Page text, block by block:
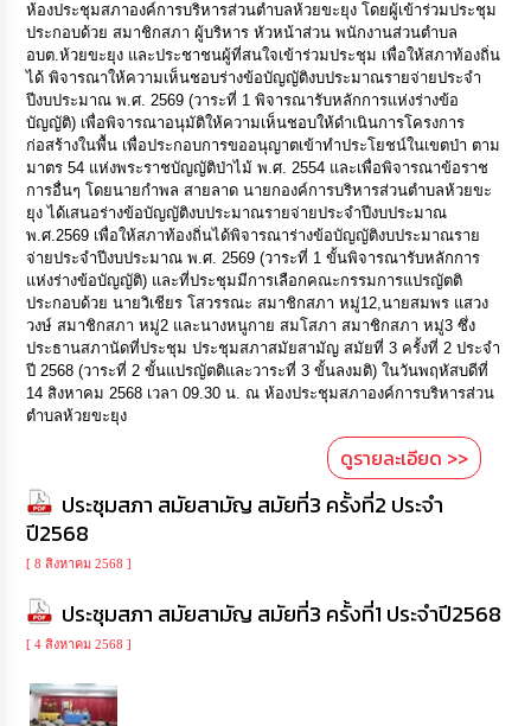
ห้องประชุมสภาองค์การบริหารส่วนตำบลห้วยขะยุง โดยผู้เข้าร่วมประชุม
ประกอบด้วย สมาชิกสภา ผู้บริหาร หัวหน้าส่วน พนักงานส่วนตำบล
อบต.ห้วยขะยุง และประชาชนผู้ที่สนใจเข้าร่วมประชุม เพื่อให้สภาท้องถิ่น
ได้ พิจารณาให้ความเห็นชอบร่างข้อบัญญัติงบประมาณรายจ่ายประจำ
ปีงบประมาณ พ.ศ. 2569 (วาระที่ 1 พิจารณารับหลักการแห่งร่างข้อ
บัญญัติ) เพื่อพิจารณาอนุมัติให้ความเห็นชอบให้ดำเนินการโครงการ
ก่อสร้างในพื้น เพื่อประกอบการขออนุญาตเข้าทำประโยชน์ในเขตป่า ตาม
มาตร 54 แห่งพระราชบัญญัติป่าไม้ พ.ศ. 2554 และเพื่อพิจารณาข้อราช
การอื่นๆ โดยนายกำพล สายลาด นายกองค์การบริหารส่วนตำบลห้วยขะ
ยุง ได้เสนอร่างข้อบัญญัติงบประมาณรายจ่ายประจำปีงบประมาณ
พ.ศ.2569 เพื่อให้สภาท้องถิ่นได้พิจารณาร่างข้อบัญญัติงบประมาณราย
จ่ายประจำปีงบประมาณ พ.ศ. 2569 (วาระที่ 1 ขั้นพิจารณารับหลักการ
แห่งร่างข้อบัญญัติ) และที่ประชุมมีการเลือกคณะกรรมการแปรญัตติ
ประกอบด้วย นายวิเชียร โสวรรณะ สมาชิกสภา หมู่12,นายสมพร แสวง
วงษ์ สมาชิกสภา หมู่2 และนางหนูกาย สมโสภา สมาชิกสภา หมู่3 ซึ่ง
ประธานสภานัดที่ประชุม ประชุมสภาสมัยสามัญ สมัยที่ 3 ครั้งที่ 2 ประจำ
ปี 2568 (วาระที่ 2 ขั้นแปรญัตติและวาระที่ 3 ขั้นลงมติ) ในวันพฤหัสบดีที่
14 สิงหาคม 2568 เวลา 09.30 น. ณ ห้องประชุมสภาองค์การบริหารส่วน
ตำบลห้วยขะยุง
ดูรายละเอียด >>
ประชุมสภา สมัยสามัญ สมัยที่3 ครั้งที่2 ประจำ
ปี2568
[ 8 สิงหาคม 2568 ]
ประชุมสภา สมัยสามัญ สมัยที่3 ครั้งที่1 ประจำปี2568
[ 4 สิงหาคม 2568 ]